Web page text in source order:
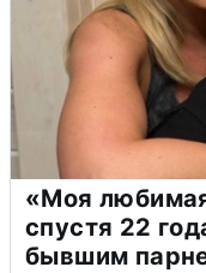
«Моя
спустя 22
бывшим